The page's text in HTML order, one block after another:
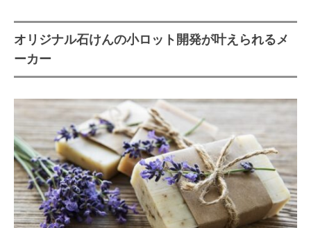
オリジナル石けんの小ロット開発が叶えられるメ
ーカー